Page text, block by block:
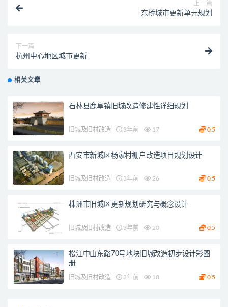
上一篇
东桥城市更新单元规划
下一篇
杭州中心地区城市更新
相关文章
石林县鹿阜镇旧城改造修建性详细规划
旧城及旧村改造 3年前 17 0.5
西安市新城区杨家村棚户改造项目规划设计
旧城及旧村改造 3年前 26 0.5
株洲市旧城区更新规划研究与概念设计
旧城及旧村改造 3年前 20 0.5
松江中山东路70号地块旧城改造初步设计彩图
册
旧城及旧村改造 3年前 18 0.5